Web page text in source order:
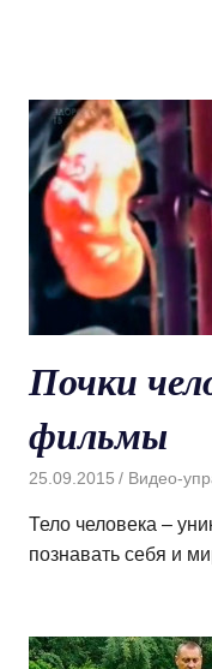
Почки
фильмы
25.09.2015 Видео-
Тело человека –
познавать себя и